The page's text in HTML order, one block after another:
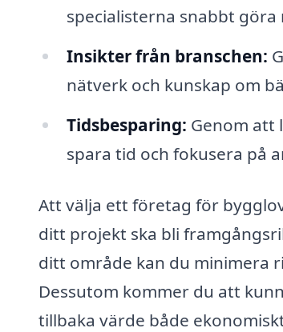
specialisterna snabbt
Insikter från branschen:
nätverk och kunskap om
Tidsbesparing: Genom att
spara tid och fokusera på
Att välja ett företag för
ditt projekt ska bli
ditt område kan du minimera
Dessutom kommer du att
tillbaka värde både